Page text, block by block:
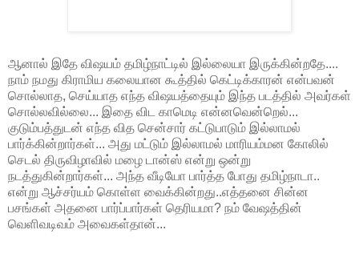
ஆனால் இதே விஷயம் தமிழ்நாட்டில் இல்லையா இருக்கின்றதே....
நாம் நமது கிராமிய கலையான கூத்தில் கெட்டிக்காரன் என்பவன்
சொல்லாத, செய்யாத எந்த விஷயத்தையும் இந்த படத்தில் அவர்கள்
சொல்லவில்லை... இதை விட காமெடி என்னவென்றெல்...
குடும்பத்துடன் எந்த வித சென்சார் கட்டுபாடும் இல்லாமல்
பார்க்கின்றார்கள்... அது மட்டும் இல்லாமல் மாரியம்மன கோலில்
செடல் திருவிழாவில் மழை டான்ஸ் என்று ஒன்று
நடத்துகின்றார்கள்... அந்த வீடியோ பார்த்த போது தமிழ்நாடா..
என்று ஆச்சர்யம் கொள்ள வைக்கின்றது..எத்தனை சின்ன
பசங்கள் அதனை பார்ப்பார்கள் தெரியமா? நம் வேஷத்தின்
வெளிவடிவம் அவைகள்தான்...